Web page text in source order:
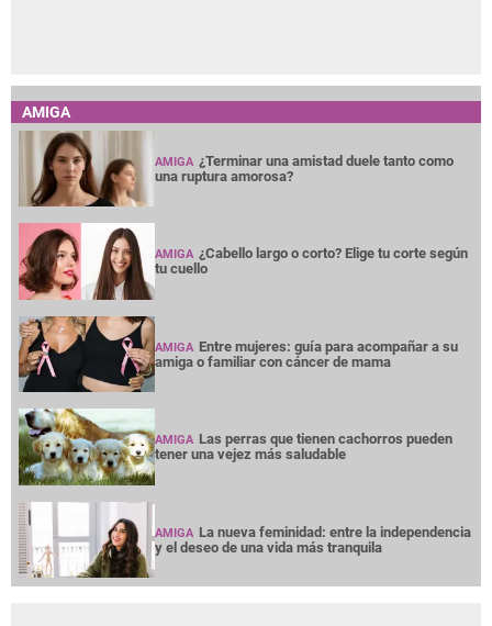
AMIGA
AMIGA ¿Terminar una amistad duele tanto como
una ruptura amorosa?
AMIGA ¿Cabello largo o corto? Elige tu corte según
tu cuello
AMIGA Entre mujeres: guía para acompañar a su
amiga o familiar con cáncer de mama
AMIGA Las perras que tienen cachorros pueden
tener una vejez más saludable
AMIGA La nueva feminidad: entre la independencia
y el deseo de una vida más tranquila